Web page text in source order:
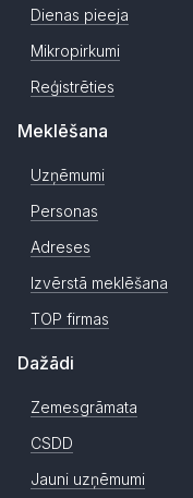
Dienas pieeja
Mikropirkumi
Reģistrēties
Meklēšana
Uzņēmumi
Personas
Adreses
Izvērstā meklēšana
TOP firmas
Dažādi
Zemesgrāmata
CSDD
Jauni uzņēmumi